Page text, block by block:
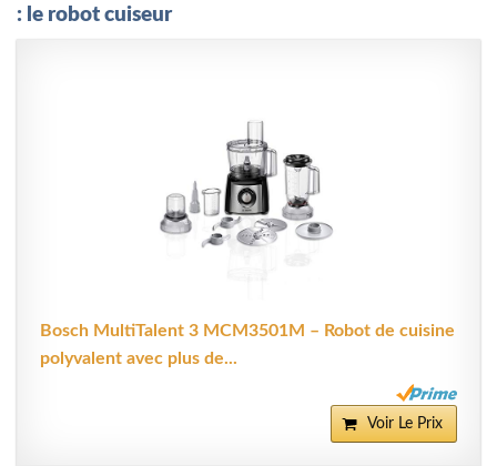
: le robot cuiseur
Bosch MultiTalent 3 MCM3501M – Robot de cuisine
polyvalent avec plus de...
Voir Le Prix